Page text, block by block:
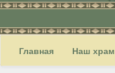
Главная Наш храм